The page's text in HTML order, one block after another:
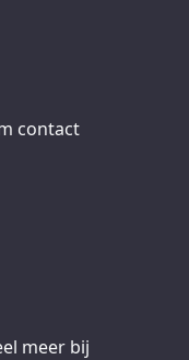
contact
meer bij